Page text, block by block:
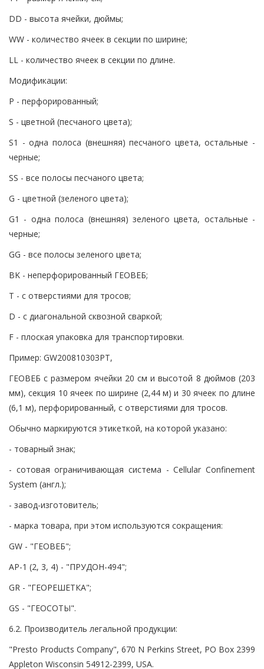
DD - высота ячейки, дюймы;
WW - количество ячеек в секции по ширине;
LL - количество ячеек в секции по длине.
Модификации:
P - перфорированный;
S - цветной (песчаного цвета);
S1 - одна полоса (внешняя) песчаного цвета, остальные -
черные;
SS - все полосы песчаного цвета;
G - цветной (зеленого цвета);
G1 - одна полоса (внешняя) зеленого цвета, остальные -
черные;
GG - все полосы зеленого цвета;
BK - неперфорированный ГЕОВЕБ;
T - с отверстиями для тросов;
D - с диагональной сквозной сваркой;
F - плоская упаковка для транспортировки.
Пример: GW20081030ЗPT,
ГЕОВЕБ с размером ячейки 20 см и высотой 8 дюймов (203
мм), секция 10 ячеек по ширине (2,44 м) и 30 ячеек по длине
(6,1 м), перфорированный, с отверстиями для тросов.
Обычно маркируются этикеткой, на которой указано:
- товарный знак;
- сотовая ограничивающая система - Cellular Confinement
System (англ.);
- завод-изготовитель;
- марка товара, при этом используются сокращения:
GW - "ГЕОВЕБ";
АР-1 (2, 3, 4) - "ПРУДОН-494";
GR - "ГЕОРЕШЕТКА";
GS - "ГЕОСОТЫ".
6.2. Производитель легальной продукции:
"Presto Products Company", 670 N Perkins Street, PO Box 2399
Appleton Wisconsin 54912-2399, USA.